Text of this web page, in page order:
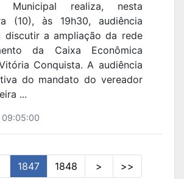
Municipal realiza, nesta
(10), às 19h30, audiência
discutir a ampliação da rede
da Caixa Econômica
Conquista. A audiência
do mandato do vereador
...
1847 1848 > >>